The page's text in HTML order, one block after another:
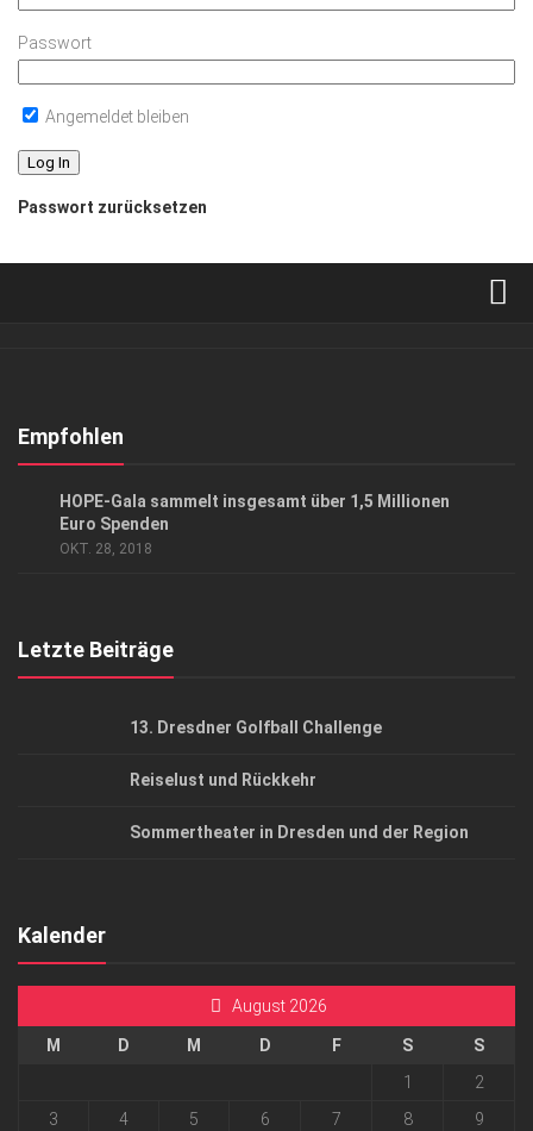
Passwort
Angemeldet bleiben
Passwort zurücksetzen
Kontakt, Impressum
Empfohlen
HOPE-Gala sammelt insgesamt über 1,5 Millionen
Euro Spenden
OKT. 28, 2018
Letzte Beiträge
13. Dresdner Golfball Challenge
Reiselust und Rückkehr
Sommertheater in Dresden und der Region
Kalender
August 2026
M D M D F S
S
1
2
3
4 5 6 7 8
9